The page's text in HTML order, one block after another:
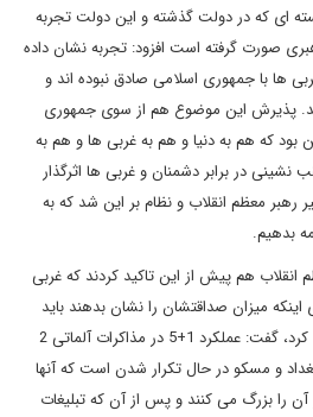
ای که در دولت گذشته و این دولت تجربه
صورت گرفته است افزود: تجربه نشان داده
ها با جمهوری اسلامی صادق نبوده اند و
پذیرش این موضوع هم از سوی جمهوری
بود که هم به دنیا و هم به غربی ها و هم به
در برابر دشمنان و غربی ها اثرگذار
رهبر معظم انقلاب و نظام بر این شد که به
بدهیم.
انقلاب هم پیش از این تاکید کردند که غربی
میزان صداقتشان را نشان بدهند باید
ببینیم که در آلماتی 2 چه خواهند کرد، گفت: عملکرد 1+5 در مذاکرات آلماتی 2
و مسکو در حال تکرار شدن است که آنها
آن را بزرگ می کنند و پس از آن که تبلیغات